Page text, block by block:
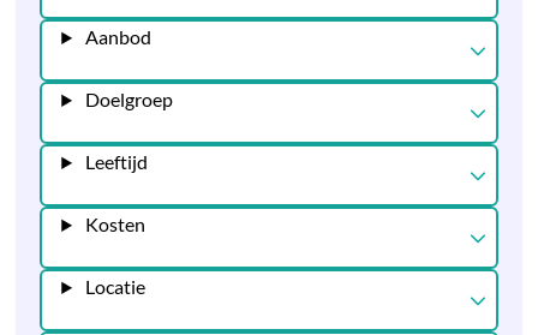
Aanbod
Doelgroep
Leeftijd
Kosten
Locatie